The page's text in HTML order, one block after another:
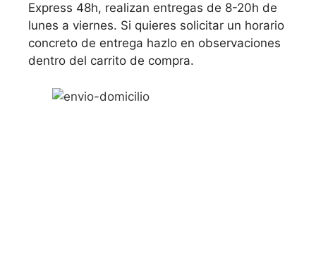
Express 48h, realizan entregas de 8-20h de
lunes a viernes. Si quieres solicitar un horario
concreto de entrega hazlo en observaciones
dentro del carrito de compra.